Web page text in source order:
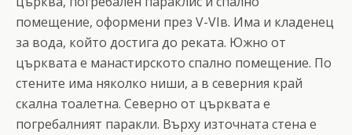
помещение, оформени през V-VІв. Има и кладенец
за вода, който достига до реката. Южно от
църквата е манастирското спално помещение. По
стените има няколко ниши, а в северния край
скална тоалетна. Северно от църквата е
погребалният паракли. Върху източната стена е